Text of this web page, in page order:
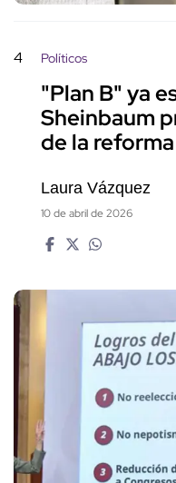
4 Políticos
"Plan B" ya
Sheinbaum
de la
Laura Vázquez
10 de abril de 2026